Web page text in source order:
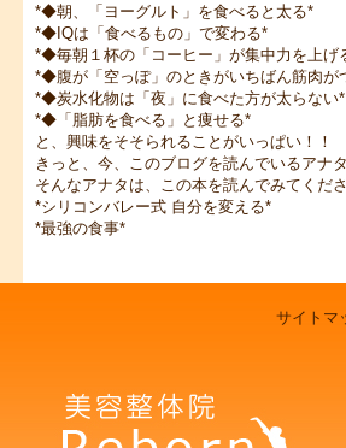
*◆朝、「ヨーグルト」を食べると太る*
*◆IQは「食べるもの」で変わる*
*◆毎朝１杯の「コーヒー」が集中力を上げ
*◆腹が「空っぽ」のときがいちばん筋肉が
*◆炭水化物は「夜」に食べた方が太らない*
*◆「脂肪を食べる」と痩せる*
と、興味をそそられることがいっぱい！！
きっと、今、このブログを読んでいるアナ
そんなアナタは、この本を読んでみてくだ
*シリコンバレー式 自分を変える*
*最強の食事*
サイトマ